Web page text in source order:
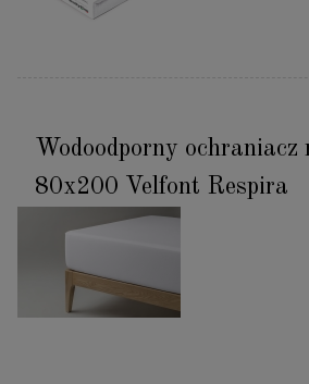
Wodoodporny ochraniacz
80x200 Velfont Respira